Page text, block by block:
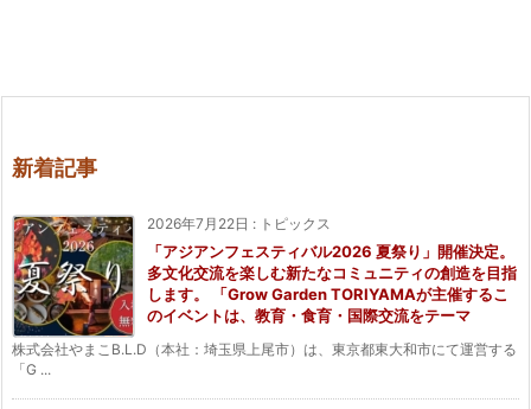
新着記事
2026年7月22日 : トピックス
「アジアンフェスティバル2026 夏祭り」開催決定。
多文化交流を楽しむ新たなコミュニティの創造を目指
します。 「Grow Garden TORIYAMAが主催するこ
のイベントは、教育・食育・国際交流をテーマ
株式会社やまこB.L.D（本社：埼玉県上尾市）は、東京都東大和市にて運営する
「G ...